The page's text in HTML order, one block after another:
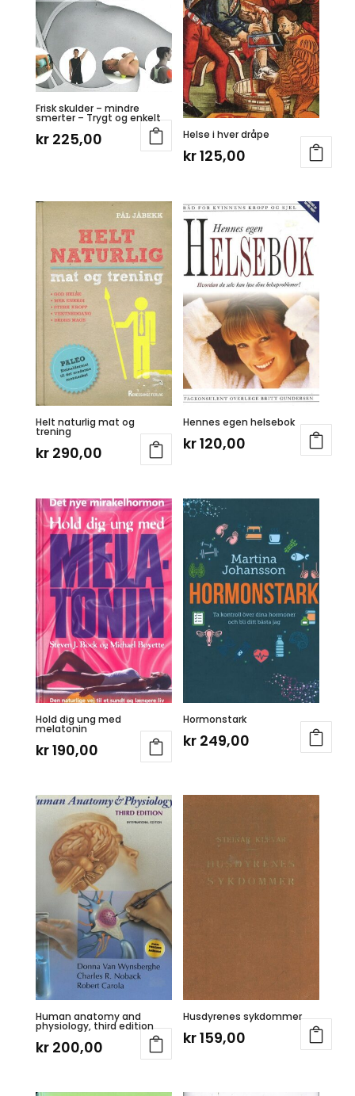
Frisk skulder – mindre
smerter – Trygt og enkelt
kr225,00 Helse i hver dråpe
kr125,00
Helt naturlig mat og
trening
kr290,00
Hennes egen helsebok
kr120,00
Hold dig ung med
melatonin
kr190,00
Hormonstark
kr 249,00
Human anatomy and
physiology, third edition
kr200,00
Husdyrenes sykdommer
kr159,00